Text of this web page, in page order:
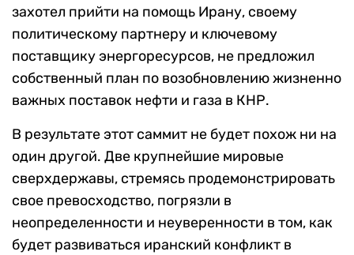
захотел прийти на помощь Ирану, своему
политическому партнеру и ключевому
поставщику энергоресурсов, не предложил
собственный план по возобновлению жизненно
важных поставок нефти и газа в КНР.
В результате этот саммит не будет похож ни на
один другой. Две крупнейшие мировые
сверхдержавы, стремясь продемонстрировать
свое превосходство, погрязли в
неопределенности и неуверенности в том, как
будет развиваться иранский конфликт в